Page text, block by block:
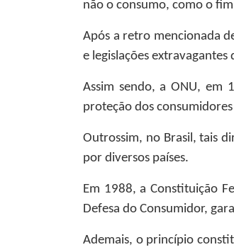
não o consumo, como o
Após a retro mencionada
e legislações
Assim sendo, a ONU, em
proteção dos
Outrossim, no Brasil, tais
por diversos países.
Em 1988, a Constituição
Defesa do Consumidor,
Ademais, o princípio